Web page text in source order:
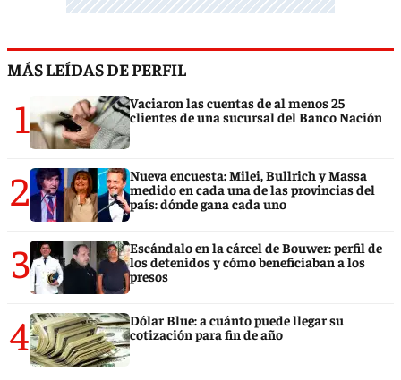
MÁS LEÍDAS DE PERFIL
1
Vaciaron las cuentas de al menos 25
clientes de una sucursal del Banco Nación
2
Nueva encuesta: Milei, Bullrich y Massa
medido en cada una de las provincias del
país: dónde gana cada uno
3
Escándalo en la cárcel de Bouwer: perfil de
los detenidos y cómo beneficiaban a los
presos
4
Dólar Blue: a cuánto puede llegar su
cotización para fin de año